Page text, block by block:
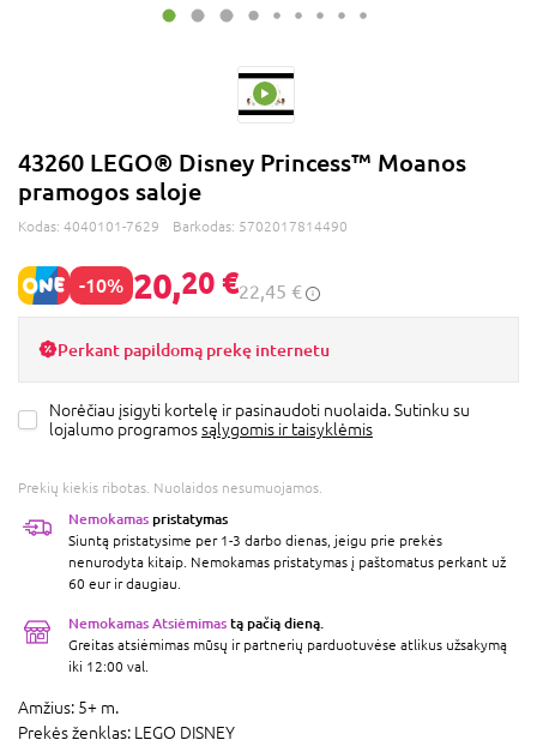
43260 LEGO® Disney Princess™ Moanos
pramogos saloje
Kodas: 4040101-7629 Barkodas: 5702017814490
-10% 20,20 €22,45 €
Perkant papildomą prekę internetu
Norėčiau įsigyti kortelę ir pasinaudoti nuolaida. Sutinku su
lojalumo programossąlygomis ir taisyklėmis
Prekių kiekis ribotas. Nuolaidos nesumuojamos.
Nemokamas pristatymas
Siuntą pristatysime per 1-3 darbo dienas, jeigu prie prekės
nenurodyta kitaip. Nemokamas pristatymas į paštomatus perkant už
60 eur ir daugiau.
Nemokamas Atsiėmimas tą pačią dieną.
Greitas atsiėmimas mūsų ir partnerių parduotuvėse atlikus užsakymą
iki 12:00 val.
Amžius: 5+ m.
Prekės ženklas: LEGO DISNEY